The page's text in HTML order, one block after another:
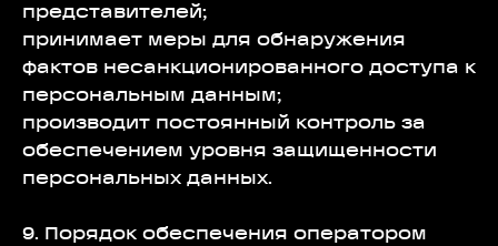
представителей;
принимает меры для обнаружения
фактов несанкционированного доступа к
персональным данным;
производит постоянный контроль за
обеспечением уровня защищенности
персональных данных.
9. Порядок обеспечения оператором